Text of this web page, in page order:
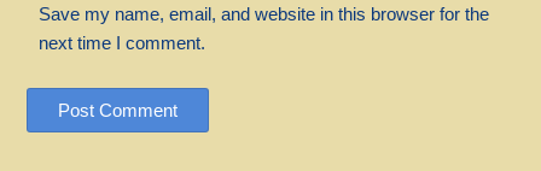
Save my name, email, and website in this browser for the
next time I comment.